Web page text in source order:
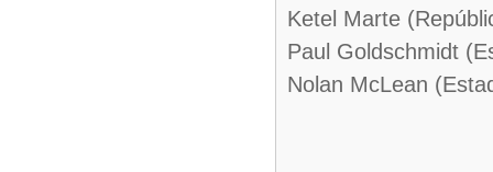
Ketel Marte
Paul Goldschmidt
Nolan McLean